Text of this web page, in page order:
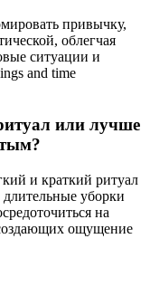
привычку,
облегчая
ситуации и
and time
или лучше
и краткий ритуал
уборки
на
ощущение